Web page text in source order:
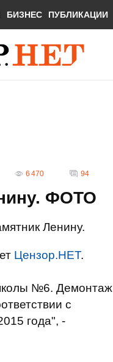
БИЗНЕС ПУБЛИКАЦИИ
6 470 94
ФОТО
Ленину.
Цензор.НЕТ.
№6. Демонтаж
с
года", -